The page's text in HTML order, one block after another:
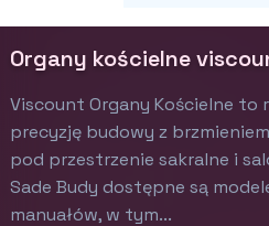
Organy kościelne
Viscount Organy Kościelne to
precyzję budowy z
pod przestrzenie sakralne i
Sade Budy dostępne są
manuałów, w tym...